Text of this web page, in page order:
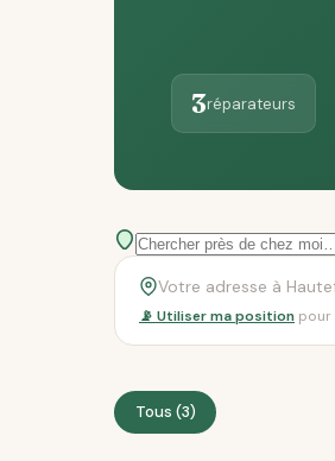
3réparateurs
📡 Utiliser ma position pour
Tous (3)